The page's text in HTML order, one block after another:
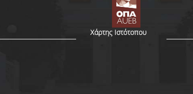
Χάρτης Ιστότοπου